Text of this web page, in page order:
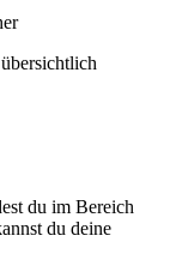
du im Bereich
du deine